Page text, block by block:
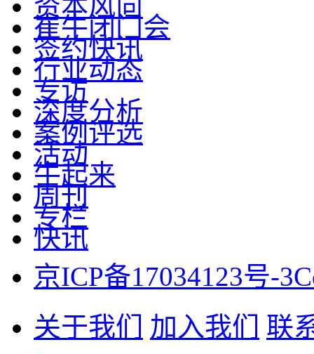
崔牛闭门会
签约快讯
行业动态
专访
深度分析
案例评选
活动
牛起来
周刊
专栏
快讯
京ICP备17034123号-3
关于我们
加入我们 联